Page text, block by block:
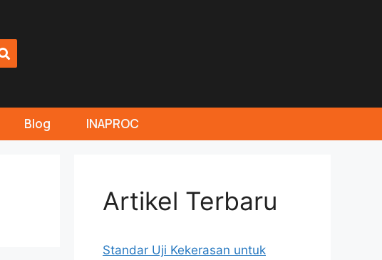
Blog INAPROC
Artikel Terbaru
Standar Uji Kekerasan untuk